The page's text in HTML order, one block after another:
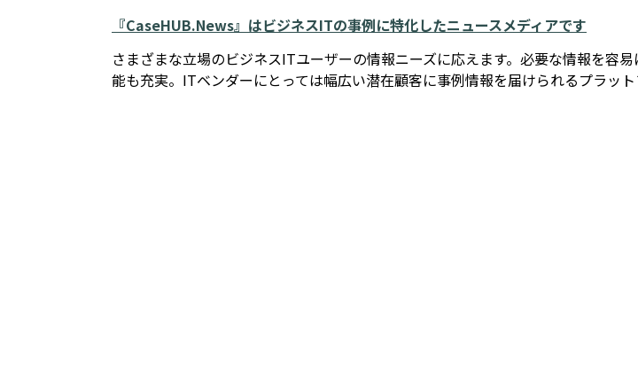
『CaseHUB.News』はビジネスITの事例に特化したニュースメディアです
さまざまな立場のビジネスITユーザーの情報ニーズに応えます。必要な情報を容
能も充実。ITベンダーにとっては幅広い潜在顧客に事例情報を届けられるプラット